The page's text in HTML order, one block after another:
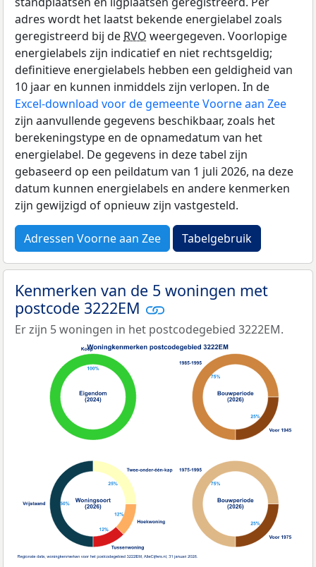
adres wordt het laatst bekende energielabel zoals
geregistreerd bij de RVO weergegeven. Voorlopige
energielabels zijn indicatief en niet rechtsgeldig;
definitieve energielabels hebben een geldigheid van
10 jaar en kunnen inmiddels zijn verlopen. In de
Excel-download voor de gemeente Voorne aan Zee
zijn aanvullende gegevens beschikbaar, zoals het
berekeningstype en de opnamedatum van het
energielabel. De gegevens in deze tabel zijn
gebaseerd op een peildatum van 1 juli 2026, na deze
datum kunnen energielabels en andere kenmerken
zijn gewijzigd of opnieuw zijn vastgesteld.
Adressen Voorne aan Zee Tabelgebruik
Kenmerken van de 5 woningen met
postcode 3222EM
Er zijn 5 woningen in het postcodegebied 3222EM.